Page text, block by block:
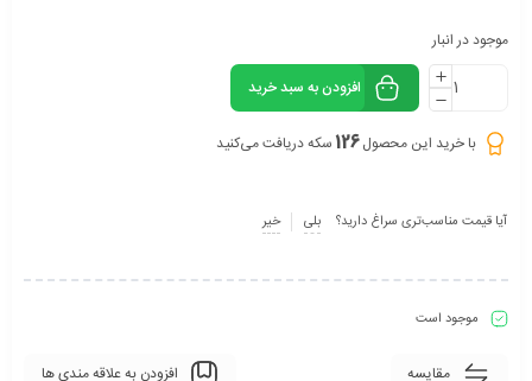
موجود در انبار
افزودن به سبد خرید
با خرید این محصول126سکه دریافت می‌کنید
آیا قیمت مناسب‌تری سراغ دارید؟ بلی خیر
موجود است
مقایسه افزودن به علاقه مندی ها